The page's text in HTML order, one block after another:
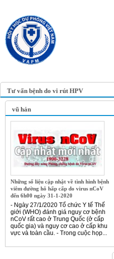
Tư vấn bệnh do vi rút HPV
vũ hán
Những số liệu cập nhật về tình hình bệnh
viêm đường hô hấp cấp do virus nCoV
đến 6h00 ngày 31-1-2020
- Ngày 27/1/2020 Tổ chức Y tế Thế
giới (WHO) đánh giá nguy cơ bệnh
nCoV rất cao ở Trung Quốc (ở cấp
quốc gia) và nguy cơ cao ở cấp khu
vực và toàn cầu. - Trong cuộc họp...